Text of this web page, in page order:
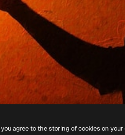
agree to the storing of cookies on